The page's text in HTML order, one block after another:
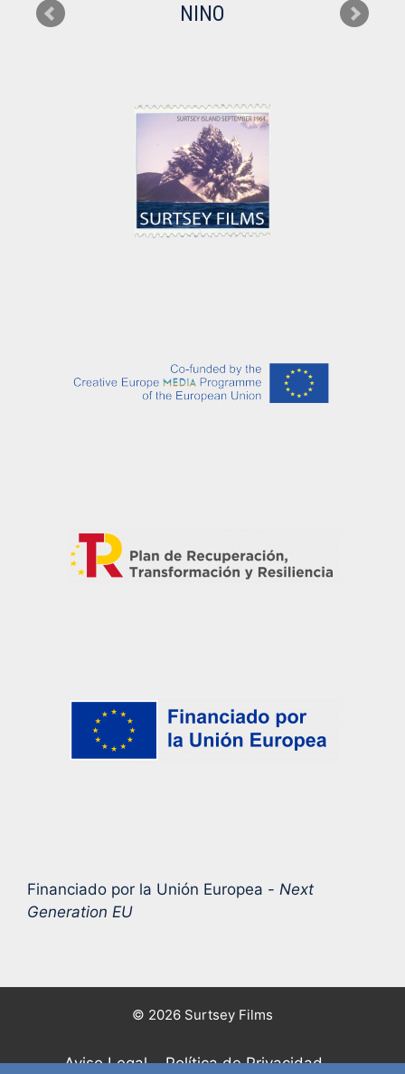
NINO
Financiado por la Unión Europea - Next
Generation EU
© 2026 Surtsey Films
Aviso Legal Política de Privacidad